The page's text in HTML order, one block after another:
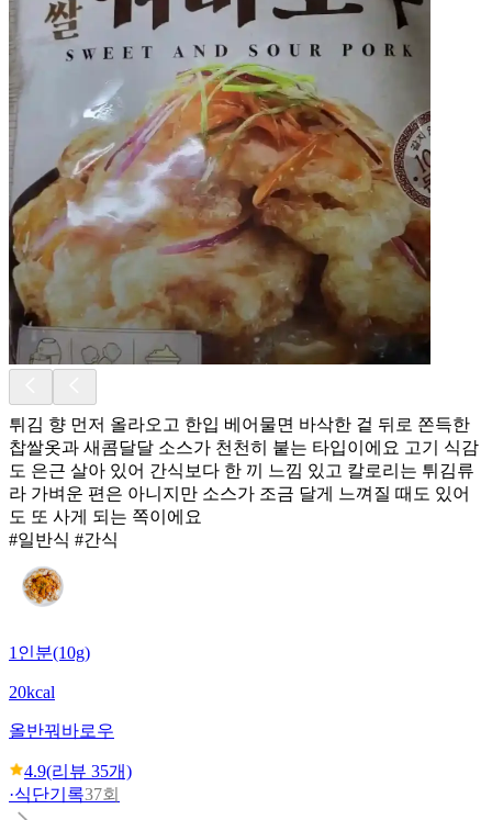
튀김 향 먼저 올라오고 한입 베어물면 바삭한 겉 뒤로 쫀득한
찹쌀옷과 새콤달달 소스가 천천히 붙는 타입이에요 고기 식감
도 은근 살아 있어 간식보다 한 끼 느낌 있고 칼로리는 튀김류
라 가벼운 편은 아니지만 소스가 조금 달게 느껴질 때도 있어
도 또 사게 되는 쪽이에요
#일반식 #간식
1인분(10g)
20kcal
올반꿔바로우
4.9(리뷰 35개)
·식단기록37회